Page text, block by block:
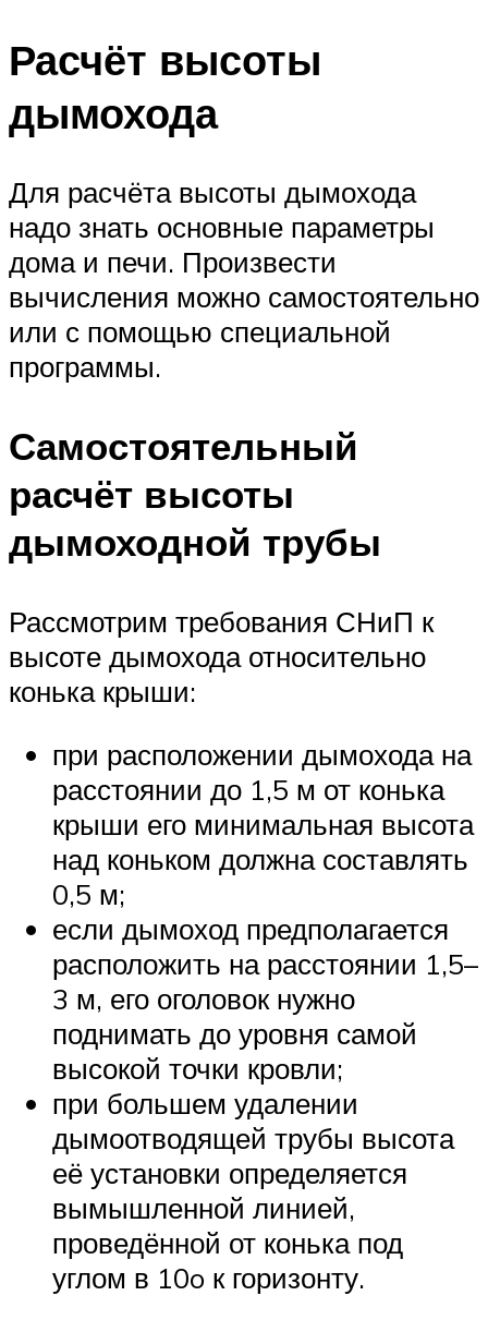
Расчёт высоты
дымохода
Для расчёта высоты дымохода
надо знать основные параметры
дома и печи. Произвести
вычисления можно самостоятельно
или с помощью специальной
программы.
Самостоятельный
расчёт высоты
дымоходной трубы
Рассмотрим требования СНиП к
высоте дымохода относительно
конька крыши:
при расположении дымохода на
расстоянии до 1,5 м от конька
крыши его минимальная высота
над коньком должна составлять
0,5 м;
если дымоход предполагается
расположить на расстоянии 1,5–
3 м, его оголовок нужно
поднимать до уровня самой
высокой точки кровли;
при большем удалении
дымоотводящей трубы высота
её установки определяется
вымышленной линией,
проведённой от конька под
углом в 10o к горизонту.